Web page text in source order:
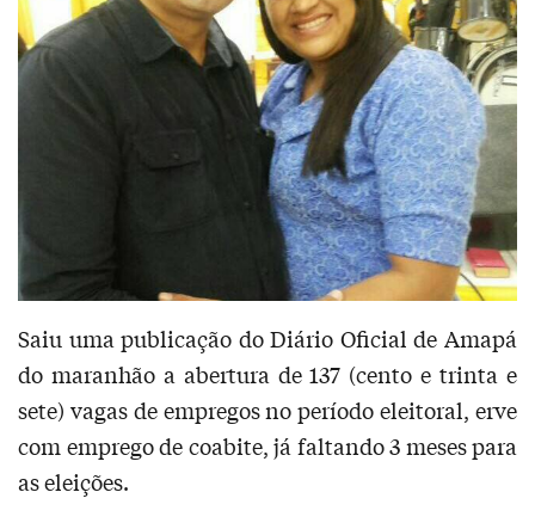
Saiu uma publicação do Diário Oficial de Amapá
do maranhão a abertura de 137 (cento e trinta e
sete) vagas de empregos no período eleitoral, erve
com emprego de coabite, já faltando 3 meses para
as eleições.